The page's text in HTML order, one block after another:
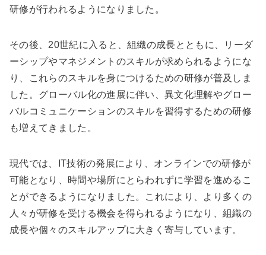
研修が行われるようになりました。
その後、20世紀に入ると、組織の成長とともに、リーダ
ーシップやマネジメントのスキルが求められるようにな
り、これらのスキルを身につけるための研修が普及しま
した。グローバル化の進展に伴い、異文化理解やグロー
バルコミュニケーションのスキルを習得するための研修
も増えてきました。
現代では、IT技術の発展により、オンラインでの研修が
可能となり、時間や場所にとらわれずに学習を進めるこ
とができるようになりました。これにより、より多くの
人々が研修を受ける機会を得られるようになり、組織の
成長や個々のスキルアップに大きく寄与しています。